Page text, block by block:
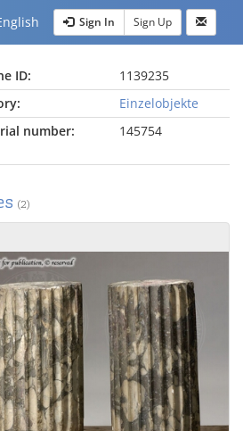
Sign In Sign Up
ID:
1139235
Einzelobjekte
number:
145754
(2)